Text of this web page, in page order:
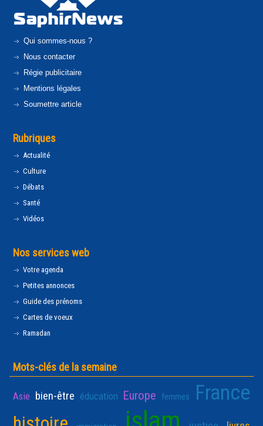
Qui sommes-nous ?
Nous contacter
Régie publicitaire
Mentions légales
Soumettre article
Rubriques
Actualité
Culture
Débats
Santé
Vidéos
Nos services web
Votre agenda
Petites annonces
Guide des prénoms
Cartes de voeux
Ramadan
Mots-clés de la semaine
Asie bien-être éducation Europe femmes France